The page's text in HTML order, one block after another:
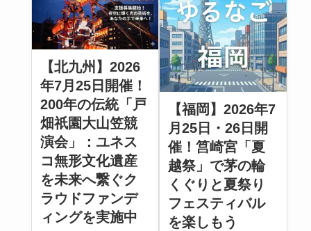
【北九州】2026
年7月25日開催！
200年の伝統「戸
畑祇園大山笠競
演会」：ユネス
コ無形文化遺産
を未来へ繋ぐク
ラウドファンデ
ィングを実施中
【福岡】2026年7
月25日・26日開
催！筥崎宮「夏
越祭」で茅の輪
くぐりと夏祭り
フェスティバル
を楽しもう